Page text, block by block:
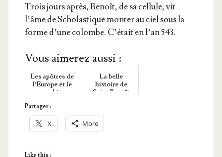
Trois jours après, Benoît, de sa cel­lule, vit
l’âme de Scho­las­tique mon­ter au ciel sous la
forme d’une colombe. C’é­tait en l’an 543.
Vous aimerez aussi :
Les apôtres de
l’Europe et le
monachisme.
La belle
histoire de
Saint Benoît
Partager :
X More
Like this :